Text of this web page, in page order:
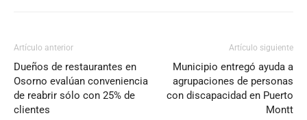
Artículo anterior
Dueños de restaurantes en
Osorno evalúan conveniencia
de reabrir sólo con 25% de
clientes
Artículo siguiente
Municipio entregó ayuda a
agrupaciones de personas
con discapacidad en Puerto
Montt